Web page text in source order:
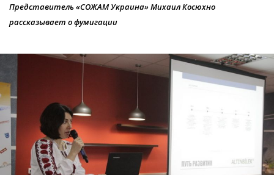
Представитель «СОЖАМ Украина» Михаил Косюхно
рассказывает о фумигации